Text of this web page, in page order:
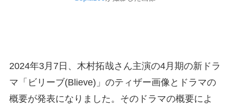
2024年3月7日、木村拓哉さん主演の4月期の新ドラ
マ「ビリーブ(Blieve)」のティザー画像とドラマの
概要が発表になりました。そのドラマの概要によ